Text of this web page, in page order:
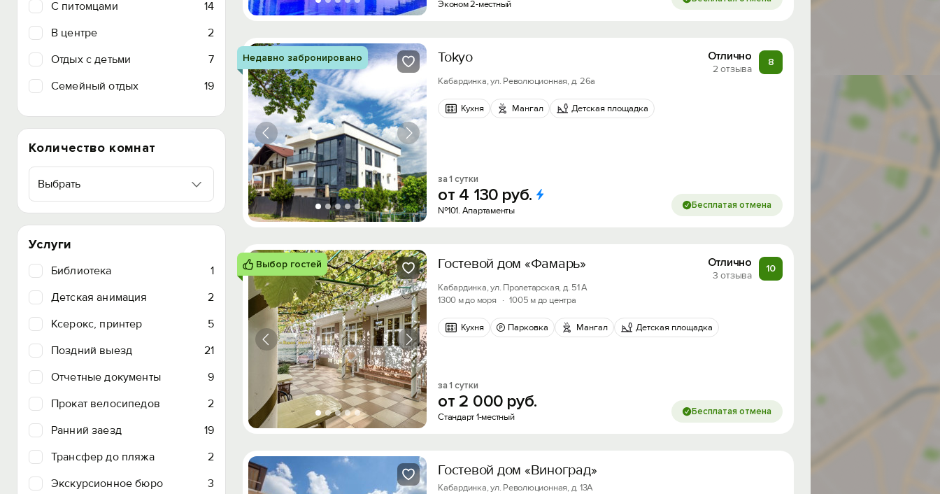
C питомцами
14
В центре
2
Отдых с детьми
7
Семейный отдых
19
Количество комнат
Выбрать
Услуги
Библиотека
1
Детская анимация
2
Ксерокс, принтер
5
Поздний выезд
21
Отчетные документы
9
Прокат велосипедов
2
Ранний заезд
19
Трансфер до пляжа
2
Экскурсионное бюро
3
Эконом 2-местный
Недавно забронировано Tokyo Отлично
2 отзыва
8
Кабардинка, ул. Революционная, д. 26а
Кухня Мангал Детская площадка
за 1 сутки
от 4 130 руб.
№101. Апартаменты Бесплатая отмена
Выбор гостей Гостевой дом «Фамарь» Отлично
3 отзыва
10
Кабардинка, ул. Пролетарская, д. 51 А
1300 м до моря
· 1005 м до центра
Кухня Парковка Мангал Детская площадка
за 1 сутки
от 2 000 руб.
Стандарт 1-местный Бесплатая отмена
Гостевой дом «Виноград»
Кабардинка, ул. Революционная, д. 13А